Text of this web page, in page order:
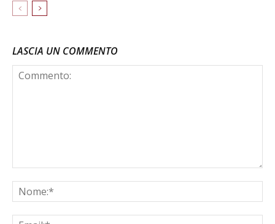
LASCIA UN COMMENTO